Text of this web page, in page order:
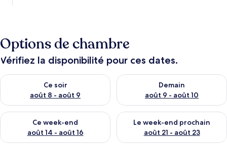
Options de chambre
Vérifiez la disponibilité pour ces dates.
Ce soir
août 8 - août 9
Vérifier la disponibilité pour ce soir août 8 - août 9
Demain
août 9 - août 10
Vérifier la disponibilité pour
Ce week-end
août 14 - août 16
Vérifier la disponibilité pour ce week-end août 14 - août 16
Le week-end prochain
août 21 - août 23
Vérifier la disponibilité pour